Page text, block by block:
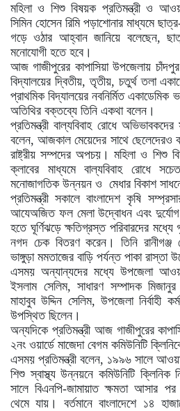
মহিলা ও শিশু বিষয়ক প্রতিমন্ত্রী ও
সিমিন হোসেন রিমি পড়াশোনার মাধ্যমে
গড়ে ওঠার আহ্বান জানিয়ে বলেছেন,
মনোযোগী হতে হবে।
আজ গাজীপুরের কাপাসিয়া উপজেলায়
বিদ্যালয়ের দ্বিতীয়, তৃতীয়, চতুর্থ তলা
প্রাথমিক বিদ্যালয়ের নবনির্মিত একাডেমিক
অতিথির বক্তব্যে তিনি একথা বলেন।
প্রতিমন্ত্রী বাল্যবিবাহ রোধে
বলেন, আজকাল মেয়েদের সাথে ছেলেদেরও
রাষ্ট্রীয় সম্পদের অপচয়। মহিলা ও শিশু
ক্লাবের মাধ্যমে বাল্যবিবাহ রোধে
মনোজাগতিক উন্নয়ন ও মেধার বিকাশ
প্রতিমন্ত্রী সকালে বাংলাদেশ কৃষি
আযেঅজিত ফল মেলা উদ্বোধন এবং দুর্যোগ
হতে ঘূর্ণিঝড়ে ক্ষতিগ্রস্ত পরিবারদের মধ্যে
নগদ চেক বিতরণ করেন। তিনি রানীগঞ্জ
ভাঙ্গুড়া মমতাজের বাড়ি পর্যন্ত পাকা রাস্তা
এসময় অন্যান্যদের মধ্যে উপজেলা
ইসলাম সেলিম, সাধারণ সম্পাদক
মাহাবুব উদ্দিন সেলিম, উপজেলা
উপস্থিত ছিলেন।
অন্যদিকে প্রতিমন্ত্রী আজ গাজীপুরের
২নং ওয়ার্ডে মাজেদা বেগম কমিউনিটি
এসময় প্রতিমন্ত্রী বলেন, ১৯৯৬ সালে
শিশু স্বাস্থ্য উন্নয়নে কমিউনিটি
সালে বিএনপি-জামায়াত ক্ষমতা আসার পর
থেমে যায়। বর্তমানে বাংলাদেশে ১৪